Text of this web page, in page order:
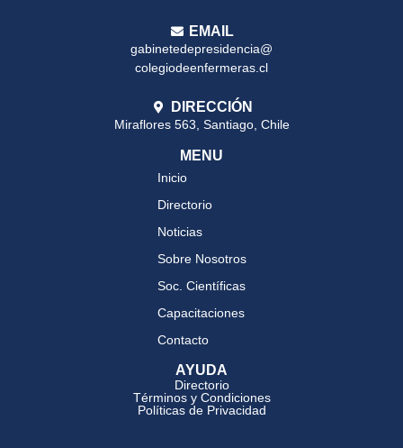
EMAIL
gabinetedepresidencia@
colegiodeenfermeras.cl
DIRECCIÓN
Miraflores 563, Santiago, Chile
MENU
Inicio
Directorio
Noticias
Sobre Nosotros
Soc. Científicas
Capacitaciones
Contacto
AYUDA
Directorio
Términos y Condiciones
Políticas de Privacidad